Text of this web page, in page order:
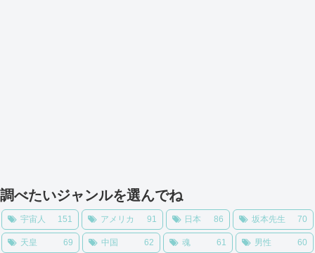
調べたいジャンルを選んでね
宇宙人 151 アメリカ 91 日本 86 坂本先生 70
天皇 69 中国 62 魂 61 男性 60